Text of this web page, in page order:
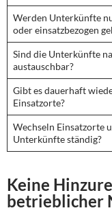
Werden Unterkünfte
oder einsatzbezogen
Sind die Unterkünfte
austauschbar?
Gibt es dauerhaft
Einsatzorte?
Wechseln Einsatzorte
Unterkünfte ständig?
Keine
betrieblicher